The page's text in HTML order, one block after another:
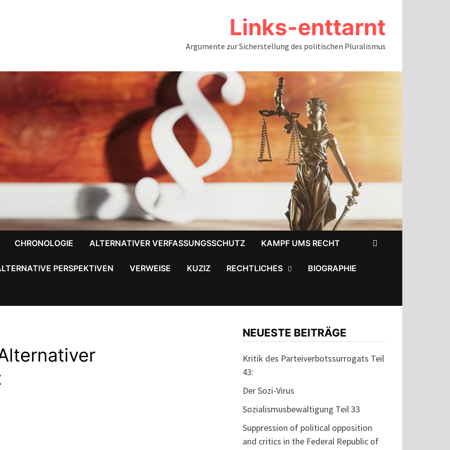
Links-enttarnt
Argumente zur Sicherstellung des politischen Pluralismus
CHRONOLOGIE ALTERNATIVER VERFASSUNGSSCHUTZ KAMPF UMS RECHT
PERSPEKTIVEN VERWEISE KUZIZ RECHTLICHES BIOGRAPHIE
NEUESTE BEITRÄGE
Kritik des Parteiverbotssurrogats Teil
43:
Der Sozi-Virus
Sozialismusbewältigung Teil 33
Suppression of political opposition
and critics in the Federal Republic of